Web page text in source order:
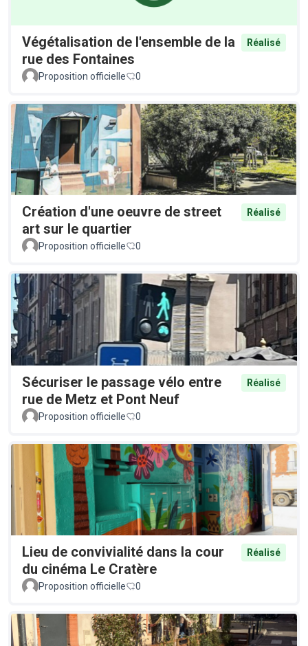
Végétalisation de l'ensemble de la
rue des Fontaines
Réalisé
Proposition officielle 0
Création d'une oeuvre de street
art sur le quartier
Réalisé
Proposition officielle 0
Sécuriser le passage vélo entre
rue de Metz et Pont Neuf
Réalisé
Proposition officielle 0
Lieu de convivialité dans la cour
du cinéma Le Cratère
Réalisé
Proposition officielle 0